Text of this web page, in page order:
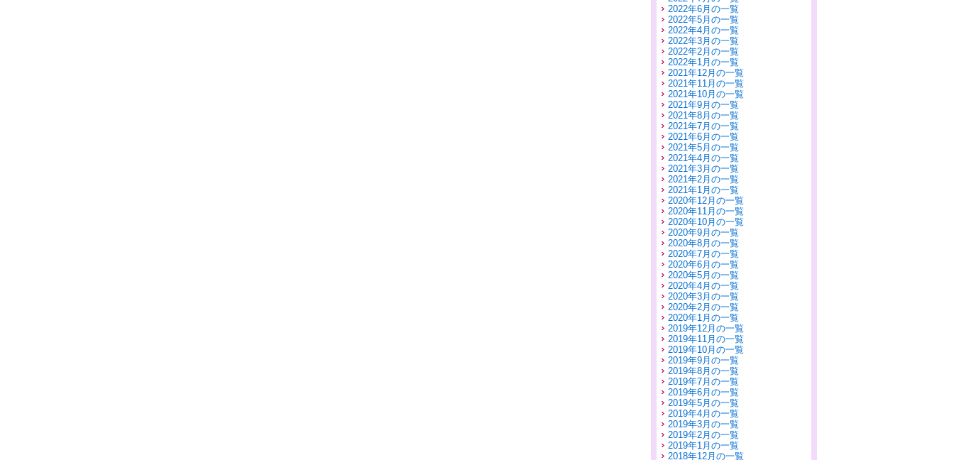
2022年6月の一覧
2022年5月の一覧
2022年4月の一覧
2022年3月の一覧
2022年2月の一覧
2022年1月の一覧
2021年12月の一覧
2021年11月の一覧
2021年10月の一覧
2021年9月の一覧
2021年8月の一覧
2021年7月の一覧
2021年6月の一覧
2021年5月の一覧
2021年4月の一覧
2021年3月の一覧
2021年2月の一覧
2021年1月の一覧
2020年12月の一覧
2020年11月の一覧
2020年10月の一覧
2020年9月の一覧
2020年8月の一覧
2020年7月の一覧
2020年6月の一覧
2020年5月の一覧
2020年4月の一覧
2020年3月の一覧
2020年2月の一覧
2020年1月の一覧
2019年12月の一覧
2019年11月の一覧
2019年10月の一覧
2019年9月の一覧
2019年8月の一覧
2019年7月の一覧
2019年6月の一覧
2019年5月の一覧
2019年4月の一覧
2019年3月の一覧
2019年2月の一覧
2019年1月の一覧
2018年12月の一覧